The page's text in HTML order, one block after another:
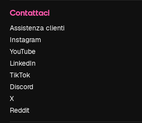
Contattaci
Assistenza clienti
Instagram
YouTube
LinkedIn
TikTok
Discord
X
Reddit